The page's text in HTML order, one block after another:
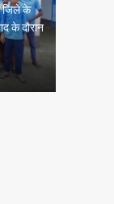
जिले के
के दौरान